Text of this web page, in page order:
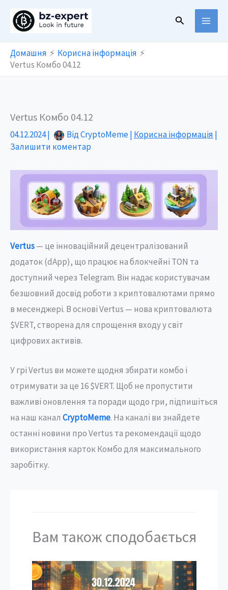
Пошук
Домашня
Корисна інформація
Vertus Комбо 04.12
Vertus Комбо 04.12
04.12.2024| ВідCryptoMeme| Корисна інформація |
Залишити коментар
Vertus— це інноваційний децентралізований
додаток (dApp), що працює на блокчейні TON та
доступний через Telegram. Він надає користувачам
безшовний досвід роботи з криптовалютами прямо
в месенджері. В основі Vertus — нова криптовалюта
$VERT, створена для спрощення входу у світ
цифрових активів.
У грі Vertus ви можете щодня збирати комбо і
отримувати за це 16 $VERT. Щоб не пропустити
важливі оновлення та поради щодо гри, підпишіться
на наш канал CryptoMeme. На каналі ви знайдете
останні новини про Vertus та рекомендації щодо
використання карток Комбо для максимального
заробітку.
Вам також сподобається